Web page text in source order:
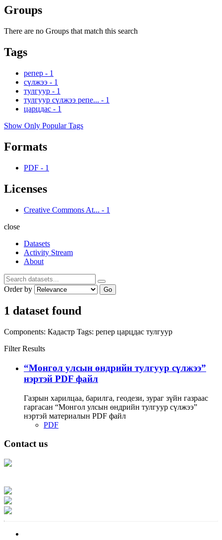
Groups
There are no Groups that match this search
Tags
репер - 1
сүлжээ - 1
тулгуур - 1
тулгуур сүлжээ репе... - 1
царцдас - 1
Show Only Popular Tags
Formats
PDF - 1
Licenses
Creative Commons At... - 1
close
Datasets
Activity Stream
About
Order by Go
1 dataset found
Components: Кадастр Tags: репер царцдас тулгуур
Filter Results
“Монгол улсын өндрийн тулгуур сүлжээ”
нэртэй PDF файл
Газрын харилцаа, барилга, геодези, зураг зүйн газраас
гаргасан “Монгол улсын өндрийн тулгуур сүлжээ”
нэртэй материалын PDF файл
PDF
Contact us